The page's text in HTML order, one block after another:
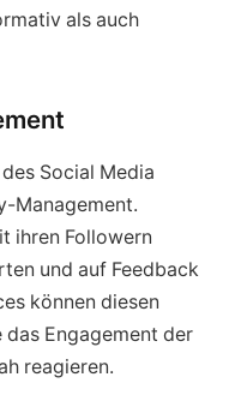
als auch
Social Media
Management.
ihren Followern
und auf Feedback
können diesen
Engagement der
reagieren.